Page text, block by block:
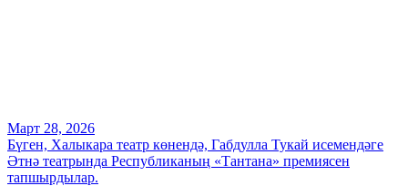
Март 28, 2026
Бүген, Халыкара театр көнендә, Габдулла Тукай исемендәге
Әтнә театрында Республиканың «Тантана» премиясен
тапшырдылар.